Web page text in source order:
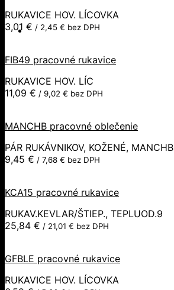
RUKAVICE HOV. LÍCOVKA
3,01 € / 2,45 € bez DPH
FIB49 pracovné rukavice
RUKAVICE HOV. LÍC
11,09 € / 9,02 € bez DPH
MANCHB pracovné oblečenie
PÁR RUKÁVNIKOV, KOŽENÉ, MANCHB
9,45 € / 7,68 € bez DPH
KCA15 pracovné rukavice
RUKAV.KEVLAR/ŠTIEP., TEPLUOD.9
25,84 € / 21,01 € bez DPH
GFBLE pracovné rukavice
RUKAVICE HOV. LÍCOVKA